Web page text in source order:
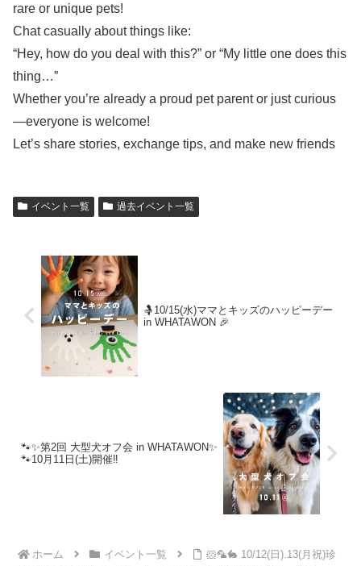
rare or unique pets!
Chat casually about things like:
“Hey, how do you deal with this?” or “My little one does this
thing…”
Whether you’re already a proud pet parent or just curious
—everyone is welcome!
Let’s share stories, exchange tips, and make new friends
イベント一覧 過去イベント一覧
🤱10/15(水)ママとキッズのハッピーデー
in WHATAWON 🎉
🐾✨第2回 大型犬オフ会 in WHATAWON✨
🐾10月11日(土)開催‼️
ホーム イベント一覧
🐹🦜🐇 10/12(日).13(月祝)珍